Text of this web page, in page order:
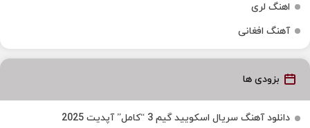
اهنگ لری
آهنگ افغانی
بزودی ها
دانلود آهنگ سریال اسکویید گیم 3 “کامل” آپدیت 2025